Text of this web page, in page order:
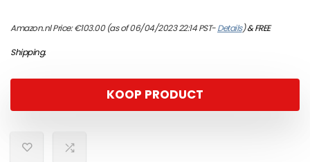
Amazon.nl Price:€103.00(as of 06/04/2023 22:14 PST-Details)&FREE
Shipping.
KOOP PRODUCT